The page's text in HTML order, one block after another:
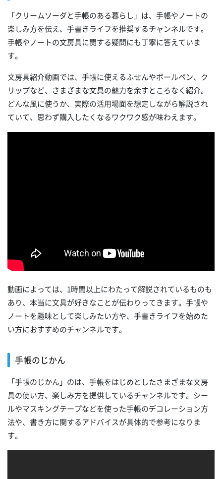
「クリームソーダと手帳のある暮らし」は、手帳やノートの
楽しみ方を伝え、手書きライフを推奨するチャンネルです。
手帳やノートの文房具に関する疑問にも丁寧に答えていま
す。
文房具紹介動画では、手帳に使えるふせんやボールペン、ク
リップなど、さまざまな文具の魅力を余すところなく紹介。
どんな風に使うか、実際の活用場面を想定しながら解説され
ていて、思わず購入したくなるワクワク感が味わえます。
動画によっては、1時間以上にわたって解説されているものも
あり、本当に文具が好きなことが伝わりってきます。手帳や
ノートを趣味として楽しみたい方や、手書きライフを始めた
い方におすすめのチャンネルです。
手帳のじかん
「手帳のじかん」のは、手帳をはじめとしたさまざまな文房
具の使い方、楽しみ方を提供しているチャンネルです。シー
ルやマスキングテープなどを使った手帳のデコレーション方
法や、書き方に関するアドバイスが具体的で参考になりま
す。